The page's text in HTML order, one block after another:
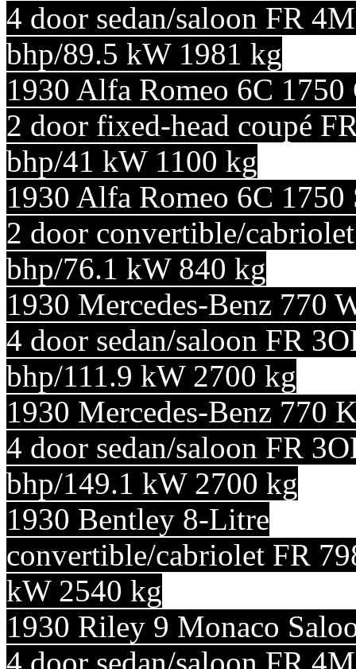
4 door sedan/saloon FR
bhp/89.5 kW 1981 kg
1930 Alfa Romeo 6C
2 door fixed-head coupé
bhp/41 kW 1100 kg
1930 Alfa Romeo 6C
2 door convertible/
bhp/76.1 kW 840 kg
1930 Mercedes-Benz 770
4 door sedan/saloon FR
bhp/111.9 kW 2700 kg
1930 Mercedes-Benz 770
4 door sedan/saloon FR
bhp/149.1 kW 2700 kg
1930 Bentley 8-Litre
convertible/cabriolet FR
kW 2540 kg
1930 Riley 9 Monaco